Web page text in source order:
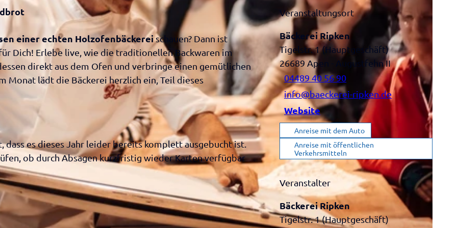
und
der
der
innen
im
melden
einer echten Holzofenbäckereischauen? Dann ist
Dich! Erlebe live, wie die traditionellen Backwaren im
direkt aus dem Ofen und verbringe einen gemütlichen
Monat lädt die Bäckerei herzlich ein, Teil dieses
es dieses Jahr leider bereits komplett ausgebucht ist.
ob durch Absagen kurzfristig wieder Karten verfügbar
Veranstaltungsort
Bäckerei Ripken
Tigelstr. 1 (Hauptgeschäft)
26689 Apen
- Augustfehn II
04489 40 56 90
info@baeckerei-ripken.de
Website
Anreise mit dem Auto
Anreise mit öffentlichen
Verkehrsmitteln
Veranstalter
Bäckerei Ripken
Tigelstr. 1 (Hauptgeschäft)